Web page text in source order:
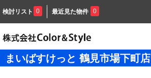
検討リスト 0 最近見た物件 0
まいばすけっと 鶴見市場下町店